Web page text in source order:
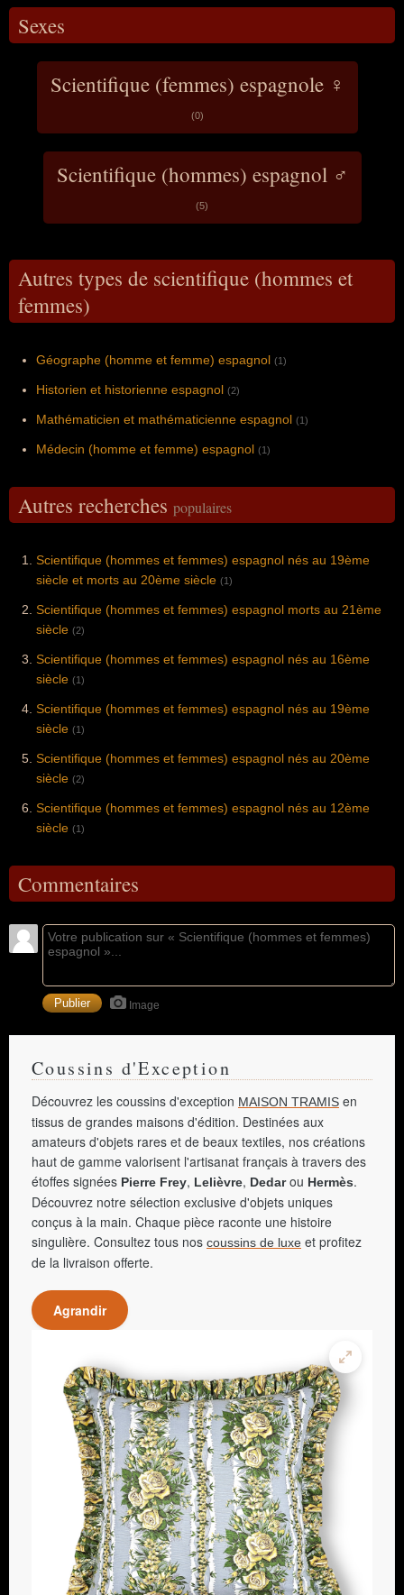
Sexes
Scientifique (femmes) espagnole ♀
(0)
Scientifique (hommes) espagnol ♂
(5)
Autres types de scientifique (hommes et
femmes)
Géographe (homme et femme) espagnol (1)
Historien et historienne espagnol (2)
Mathématicien et mathématicienne espagnol (1)
Médecin (homme et femme) espagnol (1)
Autres recherches populaires
Scientifique (hommes et femmes) espagnol nés au 19ème
siècle et morts au 20ème siècle (1)
Scientifique (hommes et femmes) espagnol morts au 21ème
siècle (2)
Scientifique (hommes et femmes) espagnol nés au 16ème
siècle (1)
Scientifique (hommes et femmes) espagnol nés au 19ème
siècle (1)
Scientifique (hommes et femmes) espagnol nés au 20ème
siècle (2)
Scientifique (hommes et femmes) espagnol nés au 12ème
siècle (1)
Commentaires
Image
Coussins d'Exception
Découvrez les coussins d'exception MAISON TRAMIS en
tissus de grandes maisons d'édition. Destinées aux
amateurs d'objets rares et de beaux textiles, nos créations
haut de gamme valorisent l'artisanat français à travers des
étoffes signées Pierre Frey, Lelièvre, Dedarou Hermès.
Découvrez notre sélection exclusive d'objets uniques
conçus à la main. Chaque pièce raconte une histoire
singulière. Consultez tous nos coussins de luxe et profitez
de la livraison offerte.
Agrandir